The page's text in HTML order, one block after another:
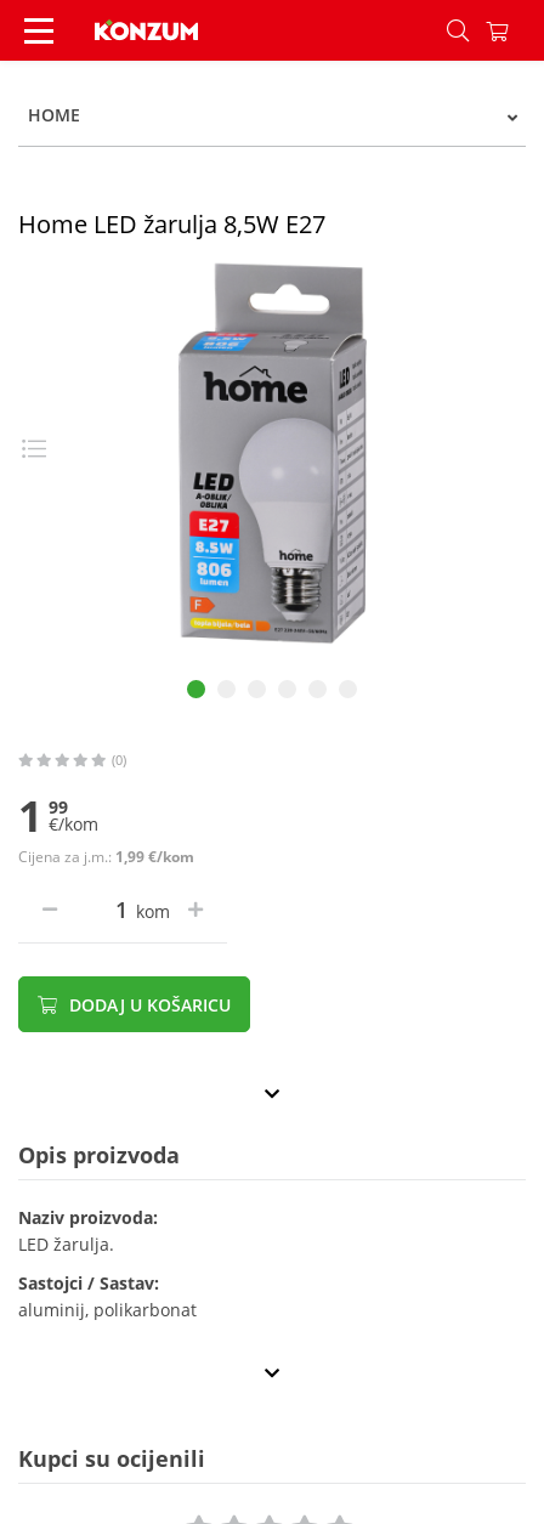
Home LED žarulja 8,5W E27 - Konzum
HOME
Home LED žarulja 8,5W E27
(0)
1 99
€/kom
Cijena za j.m.: 1,99 €/kom
kom
DODAJ U KOŠARICU
Opis proizvoda
Naziv proizvoda:
LED žarulja.
Sastojci / Sastav:
aluminij, polikarbonat
Kupci su ocijenili